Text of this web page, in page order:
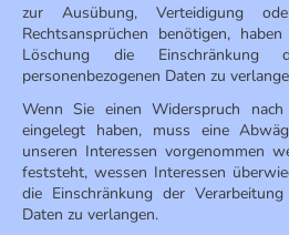
zur Ausübung, Verteidigung
Rechtsansprüchen benötigen,
Löschung die Einschränkung
personenbezogenen Daten zu
Wenn Sie einen Widerspruch
eingelegt haben, muss eine
unseren Interessen vorgenommen
feststeht, wessen Interessen
die Einschränkung der
Daten zu verlangen.